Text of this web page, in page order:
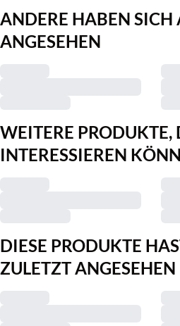
ANDERE HABEN SICH
ANGESEHEN
WEITERE PRODUKTE,
INTERESSIEREN
DIESE PRODUKTE
ZULETZT ANGESEHEN